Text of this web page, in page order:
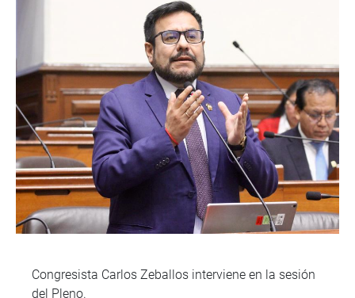
Congresista Carlos Zeballos interviene en la sesión
del Pleno.